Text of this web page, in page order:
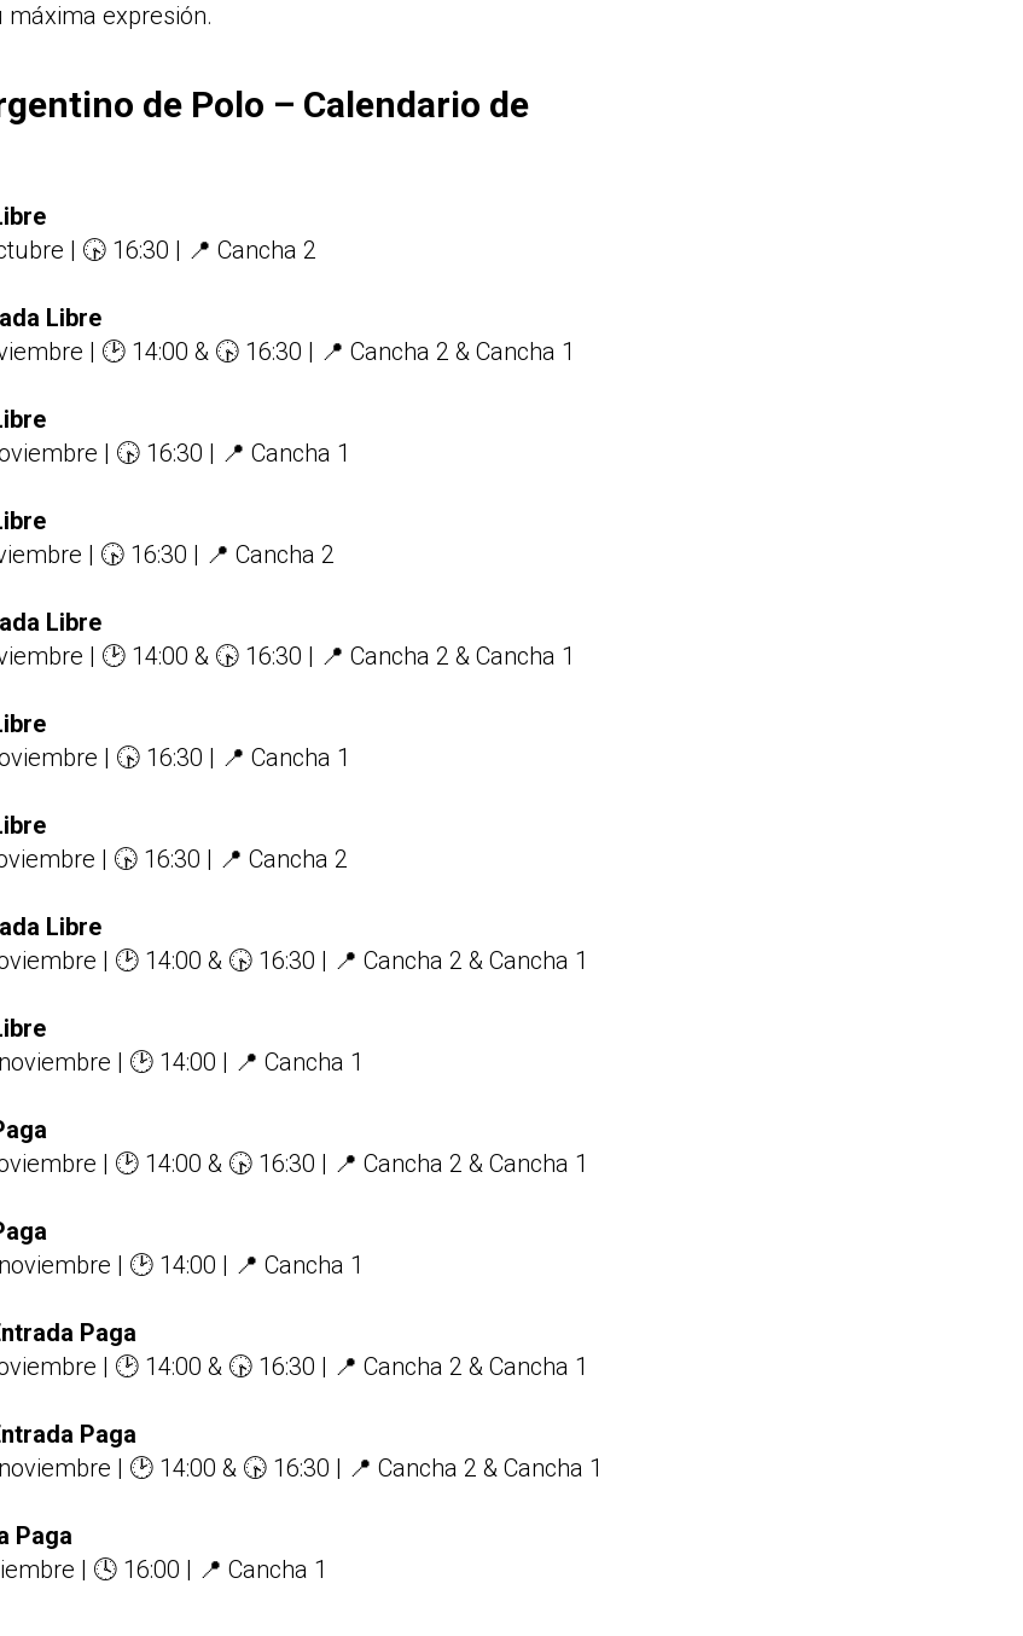
expresión.
de Polo – Calendario de
| 🕟 16:30 | 📍 Cancha 2
Libre
| 🕑 14:00 & 🕟 16:30 | 📍 Cancha 2 & Cancha 1
| 🕟 16:30 | 📍 Cancha 1
| 🕟 16:30 | 📍 Cancha 2
Libre
| 🕑 14:00 & 🕟 16:30 | 📍 Cancha 2 & Cancha 1
| 🕟 16:30 | 📍 Cancha 1
| 🕟 16:30 | 📍 Cancha 2
Libre
| 🕑 14:00 & 🕟 16:30 | 📍 Cancha 2 & Cancha 1
| 🕑 14:00 | 📍 Cancha 1
| 🕑 14:00 & 🕟 16:30 | 📍 Cancha 2 & Cancha 1
| 🕑 14:00 | 📍 Cancha 1
Paga
| 🕑 14:00 & 🕟 16:30 | 📍 Cancha 2 & Cancha 1
Paga
| 🕑 14:00 & 🕟 16:30 | 📍 Cancha 2 & Cancha 1
Paga
| 🕓 16:00 | 📍 Cancha 1